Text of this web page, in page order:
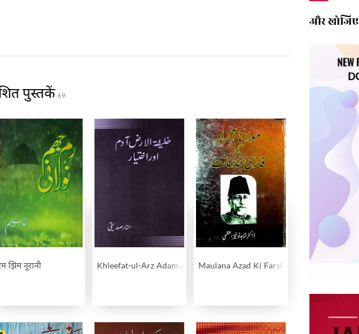
पुस्तकें 69
झिम नूरानी Khleefat-ul-Arz Adam Aur IkhtiyarMaulana Azad Ki Farsi Khidmat
और खोजिए